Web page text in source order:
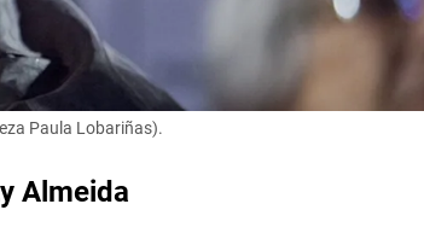
Paula Lobariñas).
Almeida